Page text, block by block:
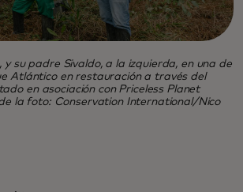
y su padre Sivaldo, a la izquierda, en una de
Atlántico en restauración a través del
en asociación con Priceless Planet
la foto: Conservation International/Nico